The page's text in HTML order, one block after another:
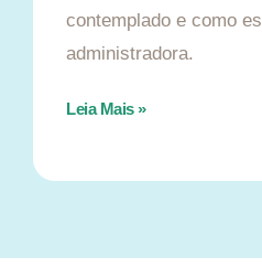
contemplado e como
administradora.
Leia Mais »